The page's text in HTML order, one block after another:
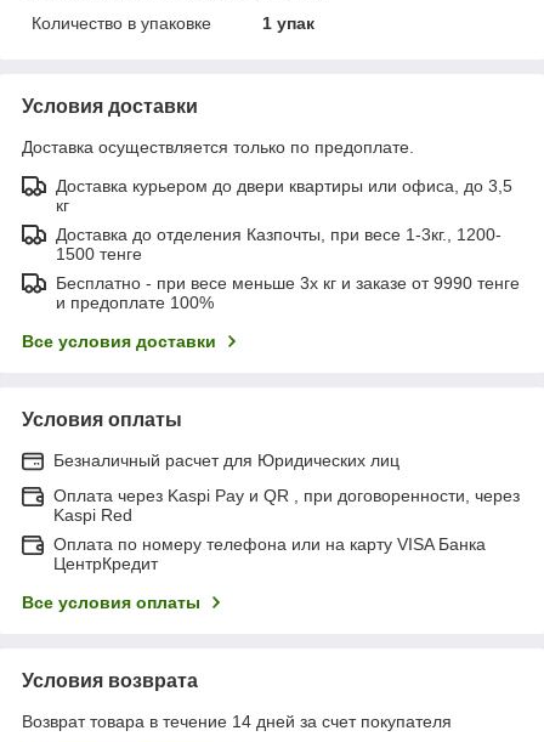
Количество в упаковке
1 упак
Условия доставки
Доставка осуществляется только по предоплате.
Доставка курьером до двери квартиры или офиса, до 3,5
кг
Доставка до отделения Казпочты, при весе 1-3кг., 1200-
1500 тенге
Бесплатно - при весе меньше 3х кг и заказе от 9990 тенге
и предоплате 100%
Все условия доставки
Условия оплаты
Безналичный расчет для Юридических лиц
Оплата через Kaspi Pay и QR , при договоренности, через
Kaspi Red
Оплата по номеру телефона или на карту VISA Банка
ЦентрКредит
Все условия оплаты
Условия возврата
Возврат товара в течение 14 дней за счет покупателя